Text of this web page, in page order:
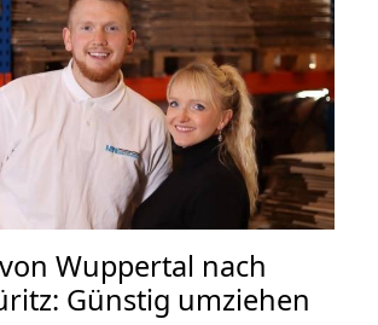
Wuppertal nach
Günstig umziehen